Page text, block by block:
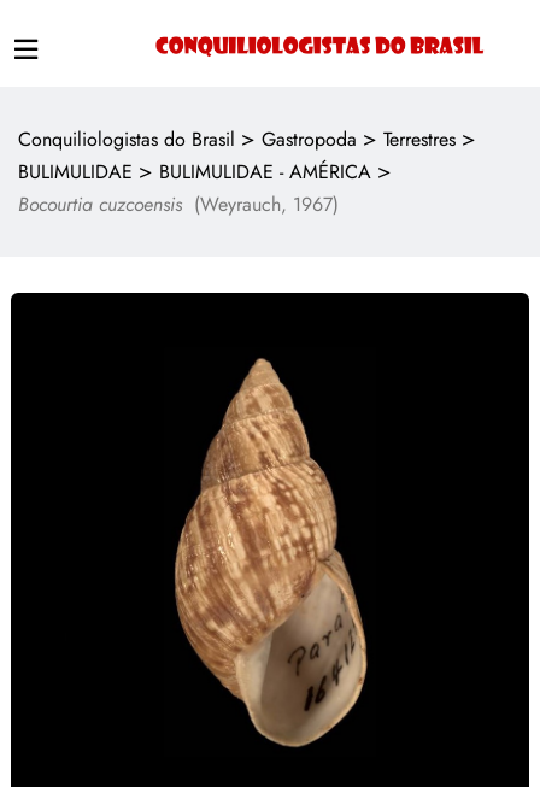
Conquiliologistas do Brasil > Gastropoda > Terrestres >
BULIMULIDAE > BULIMULIDAE - AMÉRICA >
Bocourtia cuzcoensis (Weyrauch, 1967)